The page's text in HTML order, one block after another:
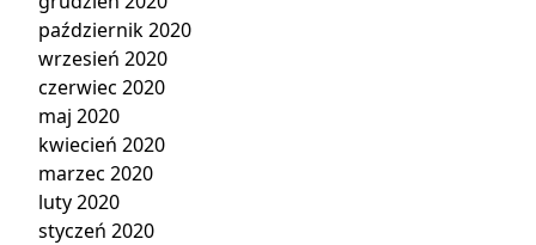
październik 2020
wrzesień 2020
czerwiec 2020
maj 2020
kwiecień 2020
marzec 2020
luty 2020
styczeń 2020